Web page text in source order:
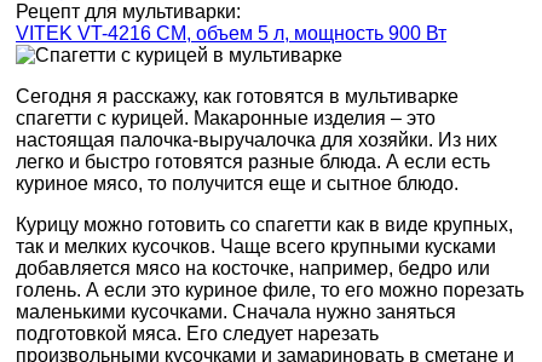
Рецепт для мультиварки:
VITEK VT-4216 CM, объем 5 л, мощность 900 Вт
Сегодня я расскажу, как готовятся в мультиварке
спагетти с курицей. Макаронные изделия – это
настоящая палочка-выручалочка для хозяйки. Из них
легко и быстро готовятся разные блюда. А если есть
куриное мясо, то получится еще и сытное блюдо.
Курицу можно готовить со спагетти как в виде крупных,
так и мелких кусочков. Чаще всего крупными кусками
добавляется мясо на косточке, например, бедро или
голень. А если это куриное филе, то его можно порезать
маленькими кусочками. Сначала нужно заняться
подготовкой мяса. Его следует нарезать
произвольными кусочками и замариновать в сметане и